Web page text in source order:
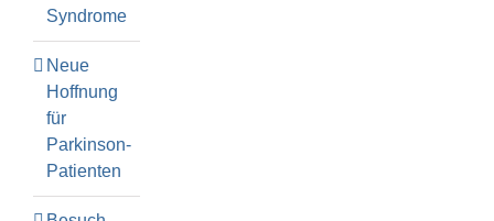
Syndrome
Neue
Hoffnung
für
Parkinson-
Patienten